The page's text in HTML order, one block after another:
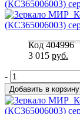
(КС365006003)
Код 404996
3 015 руб.
-
Добавить в корзину